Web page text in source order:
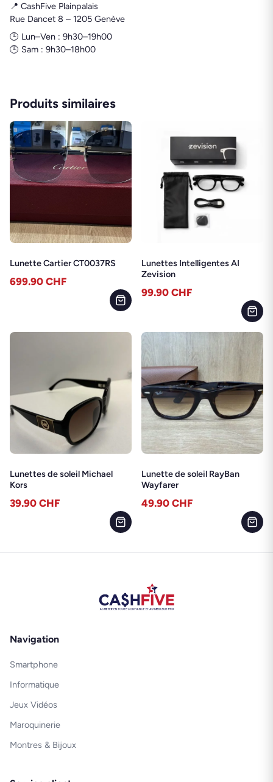
📍 CashFive Plainpalais
Rue Dancet 8 – 1205 Genève
🕒 Lun–Ven : 9h30–19h00
🕒 Sam : 9h30–18h00
Produits similaires
Lunette Cartier CT0037RS
699.90 CHF
Lunettes Intelligentes AI
Zevision
99.90 CHF
Lunettes de soleil Michael
Kors
39.90 CHF
Lunette de soleil RayBan
Wayfarer
49.90 CHF
Navigation
Smartphone
Informatique
Jeux Vidéos
Maroquinerie
Montres & Bijoux